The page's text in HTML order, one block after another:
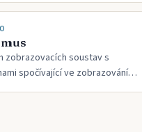
zobrazovacích soustav s
spočívající ve zobrazování
optickou osu v podobě dvou